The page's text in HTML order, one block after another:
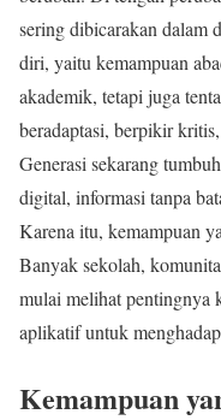
sering dibicarakan dalam
diri, yaitu kemampuan
akademik, tetapi juga
beradaptasi, berpikir
Generasi sekarang
digital, informasi tanpa
Karena itu, kemampuan
Banyak sekolah,
mulai melihat pentingnya
aplikatif untuk
Kemampuan